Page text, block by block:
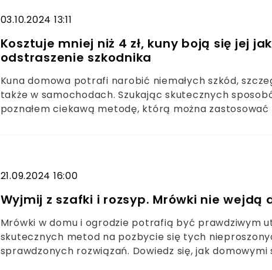
03.10.2024 13:11
Kosztuje mniej niż 4 zł, kuny boją się jej
odstraszenie szkodnika
Kuna domowa potrafi narobić niemałych szkód,
także w samochodach. Szukając skutecznych
poznałem ciekawą metodę, którą można
21.09.2024 16:00
Wyjmij z szafki i rozsyp. Mrówki nie wejdą
Mrówki w domu i ogrodzie potrafią być prawdziwym
skutecznych metod na pozbycie się tych
sprawdzonych rozwiązań. Dowiedz się, jak